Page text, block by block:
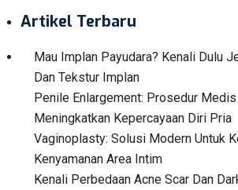
Artikel Terbaru
Mau Implan Payudara? Kenali Dulu
Dan Tekstur Implan
Penile Enlargement: Prosedur Medis
Meningkatkan Kepercayaan Diri Pria
Vaginoplasty: Solusi Modern Untuk
Kenyamanan Area Intim
Kenali Perbedaan Acne Scar Dan